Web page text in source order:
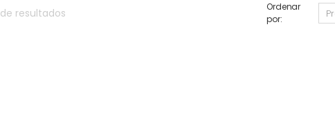
de resultados
Ordenar
por: